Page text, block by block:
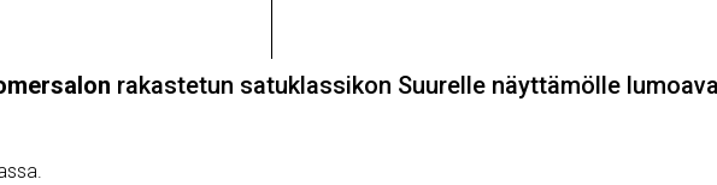
rakastetun satuklassikon Suurelle näyttämölle